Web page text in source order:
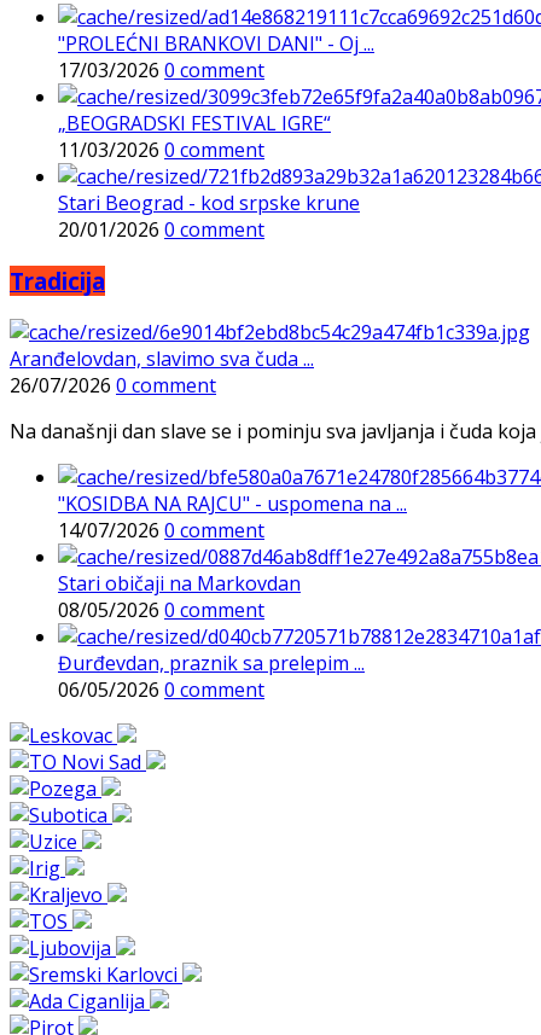
"PROLEĆNI BRANKOVI DANI" - Oj ...
17/03/2026 0 comment
„BEOGRADSKI FESTIVAL IGRE“
11/03/2026 0 comment
Stari Beograd - kod srpske krune
20/01/2026 0 comment
Tradicija
Aranđelovdan, slavimo sva čuda ...
26/07/2026 0 comment
Na današnji dan slave se i pominju sva javljanja i čuda
"KOSIDBA NA RAJCU" - uspomena na ...
14/07/2026 0 comment
Stari običaji na Markovdan
08/05/2026 0 comment
Đurđevdan, praznik sa prelepim ...
06/05/2026 0 comment